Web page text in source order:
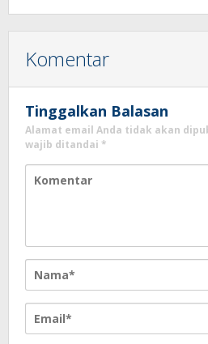
Komentar
Tinggalkan Balasan
Alamat email Anda tidak akan
wajib ditandai *